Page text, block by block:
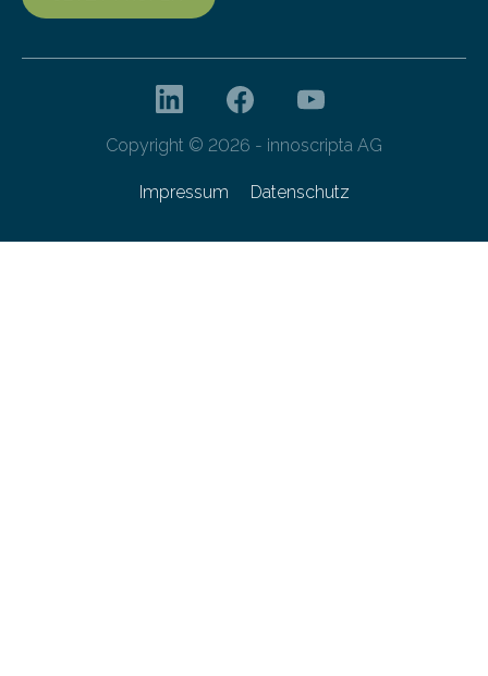
Copyright © 2026 - innoscripta AG
Impressum Datenschutz